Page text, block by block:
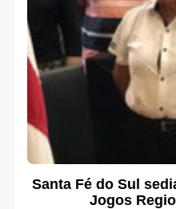
Santa Fé do Sul
Jogos